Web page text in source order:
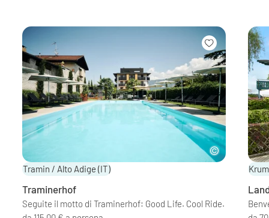
Tramin / Alto Adige (IT)
Traminerhof
Seguite il motto di Traminerhof: Good Life. Cool Ride.